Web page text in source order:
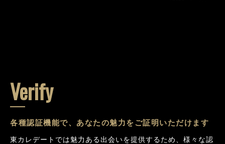
Verify
各種認証機能で、あなたの魅力をご証明いただけます
東カレデートでは魅力ある出会いを提供するため、様々な認